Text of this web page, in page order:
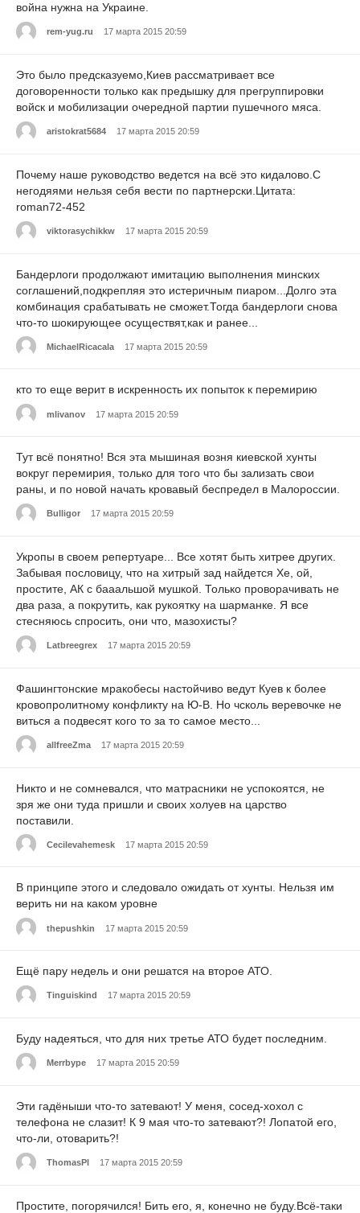
война нужна на Украине.
rem-yug.ru 17 марта 2015 20:59
Это было предсказуемо,Киев рассматривает все
договоренности только как предышку для прегруппировки
войск и мобилизации очередной партии пушечного мяса.
aristokrat5684 17 марта 2015 20:59
Почему наше руководство ведется на всё это кидалово.С
негодяями нельзя себя вести по партнерски.Цитата:
roman72-452
viktorasychikkw 17 марта 2015 20:59
Бандерлоги продолжают имитацию выполнения минских
соглашений,подкрепляя это истеричным пиаром...Долго эта
комбинация срабатывать не сможет.Тогда бандерлоги снова
что-то шокирующее осуществят,как и ранее...
MichaelRicacala 17 марта 2015 20:59
кто то еще верит в искренность их попыток к перемирию
mlivanov 17 марта 2015 20:59
Тут всё понятно! Вся эта мышиная возня киевской хунты
вокруг перемирия, только для того что бы зализать свои
раны, и по новой начать кровавый беспредел в Малороссии.
Bulligor 17 марта 2015 20:59
Укропы в своем репертуаре... Все хотят быть хитрее других.
Забывая пословицу, что на хитрый зад найдется Хе, ой,
простите, АК с бааальшой мушкой. Только проворачивать не
два раза, а покрутить, как рукоятку на шарманке. Я все
стесняюсь спросить, они что, мазохисты?
Latbreegrex 17 марта 2015 20:59
Фашингтонские мракобесы настойчиво ведут Куев к более
кровопролитному конфликту на Ю-В. Но чсколь веревочке не
виться а подвесят кого то за то самое место...
allfreeZma 17 марта 2015 20:59
Никто и не сомневался, что матрасники не успокоятся, не
зря же они туда пришли и своих холуев на царство
поставили.
Cecilevahemesk 17 марта 2015 20:59
В принципе этого и следовало ожидать от хунты. Нельзя им
верить ни на каком уровне
thepushkin 17 марта 2015 20:59
Ещё пару недель и они решатся на второе АТО.
Tinguiskind 17 марта 2015 20:59
Буду надеяться, что для них третье АТО будет последним.
Merrbype 17 марта 2015 20:59
Эти гадёныши что-то затевают! У меня, сосед-хохол с
телефона не слазит! К 9 мая что-то затевают?! Лопатой его,
что-ли, отоварить?!
ThomasPl 17 марта 2015 20:59
Простите, погорячился! Бить его, я, конечно не буду.Всё-таки